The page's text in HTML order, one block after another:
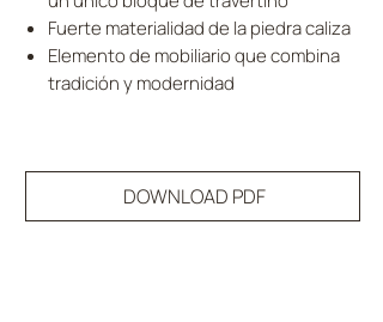
Fuerte materialidad de la piedra caliza
Elemento de mobiliario que combina
tradición y modernidad
DOWNLOAD PDF